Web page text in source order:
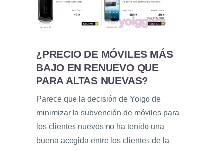
¿PRECIO DE MÓVILES MÁS
BAJO EN RENUEVO QUE
PARA ALTAS NUEVAS?
Parece que la decisión de Yoigo de
minimizar la subvención de móviles para
los clientes nuevos no ha tenido una
buena acogida entre los clientes de la